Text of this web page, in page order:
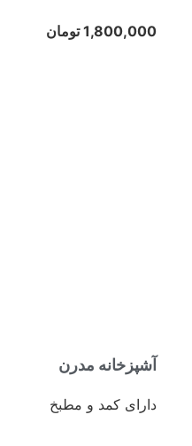
1,800,000 تومان
آشپزخانه مدرن
دارای کمد و مطبخ